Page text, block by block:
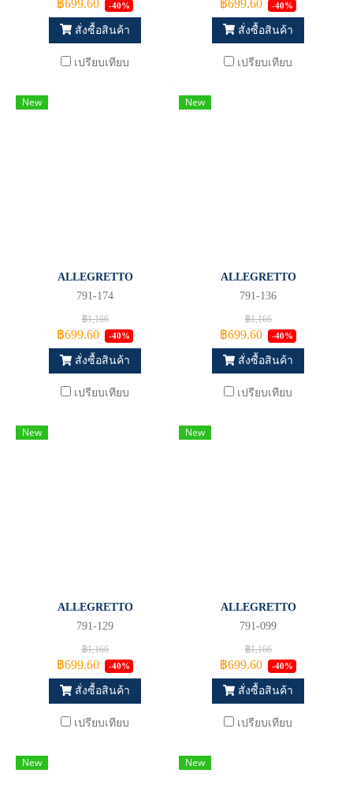
฿699.60 -40%
สั่งซื้อสินค้า
เปรียบเทียบ
฿699.60 -40%
สั่งซื้อสินค้า
เปรียบเทียบ
New
ALLEGRETTO
791-174
฿1,166
฿699.60 -40%
สั่งซื้อสินค้า
เปรียบเทียบ
New
ALLEGRETTO
791-136
฿1,166
฿699.60 -40%
สั่งซื้อสินค้า
เปรียบเทียบ
New
ALLEGRETTO
791-129
฿1,166
฿699.60 -40%
สั่งซื้อสินค้า
เปรียบเทียบ
New
ALLEGRETTO
791-099
฿1,166
฿699.60 -40%
สั่งซื้อสินค้า
เปรียบเทียบ
New New